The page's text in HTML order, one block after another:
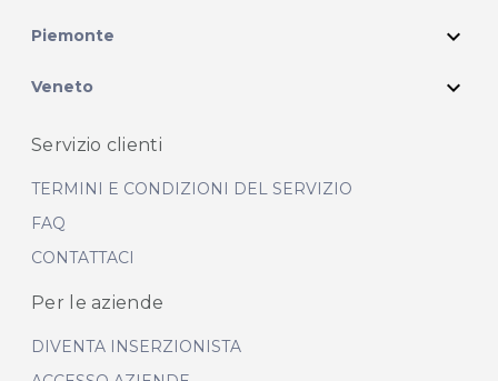
Piemonte expand_more
Veneto expand_more
Servizio clienti
TERMINI E CONDIZIONI DEL SERVIZIO
FAQ
CONTATTACI
Per le aziende
DIVENTA INSERZIONISTA